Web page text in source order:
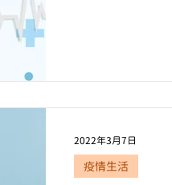
疫情生活
2022年3月7日